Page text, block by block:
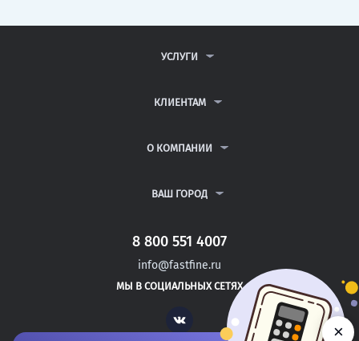
УСЛУГИ
ДИПЛОМНЫЕ РАБОТЫ
РЕФЕРАТЫ
КЛИЕНТАМ
ВОПРОСЫ И ОТВЕТЫ
ПОЛИТИКА КОНФИДЕНЦИАЛЬНОСТИ
О КОМПАНИИ
КОНТАКТЫ
ВАШ ГОРОД
САНКТ-ПЕТЕРБУРГ
ПЕТРОВСК
МАРКС
8 800 551 4007
info@fastfine.ru
МЫ В СОЦИАЛЬНЫХ СЕТЯХ
Vk ×